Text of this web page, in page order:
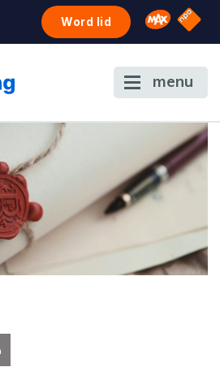
Word lid Omroep
NPO
menu